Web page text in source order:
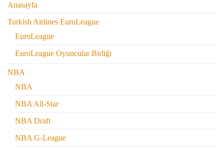
Anasayfa
Turkish Airlines EuroLeague
EuroLeague
EuroLeague Oyuncular Birliği
NBA
NBA
NBA All-Star
NBA Draft
NBA G-League